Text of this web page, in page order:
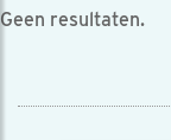
Geen resultaten.